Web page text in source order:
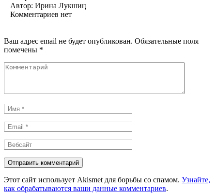
Автор: Ирина Лукшиц
Комментариев нет
Ваш адрес email не будет опубликован. Обязательные поля
помечены *
Комментарий
Имя
*
Email
*
Вебсайт
Этот сайт использует Akismet для борьбы со спамом. Узнайте,
как обрабатываются ваши данные комментариев.